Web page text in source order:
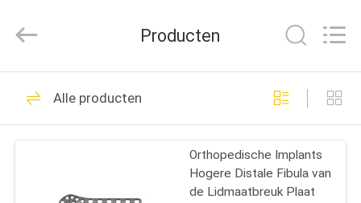
HUIS
PRODUCTEN
ONGEVEER
Developed
Orthopedisch
Chirurgieinstrument
34
Producten
Alle producten
Orthopedische Implants
Hogere Distale Fibula van
de Lidmaatbreuk Plaat